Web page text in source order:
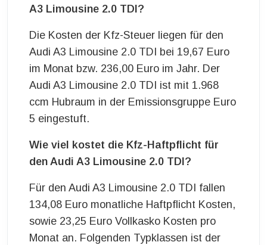
A3 Limousine 2.0 TDI?
Die Kosten der Kfz-Steuer liegen für den
Audi A3 Limousine 2.0 TDI bei 19,67 Euro
im Monat bzw. 236,00 Euro im Jahr. Der
Audi A3 Limousine 2.0 TDI ist mit 1.968
ccm Hubraum in der Emissionsgruppe Euro
5 eingestuft.
Wie viel kostet die Kfz-Haftpflicht für
den Audi A3 Limousine 2.0 TDI?
Für den Audi A3 Limousine 2.0 TDI fallen
134,08 Euro monatliche Haftpflicht Kosten,
sowie 23,25 Euro Vollkasko Kosten pro
Monat an. Folgenden Typklassen ist der